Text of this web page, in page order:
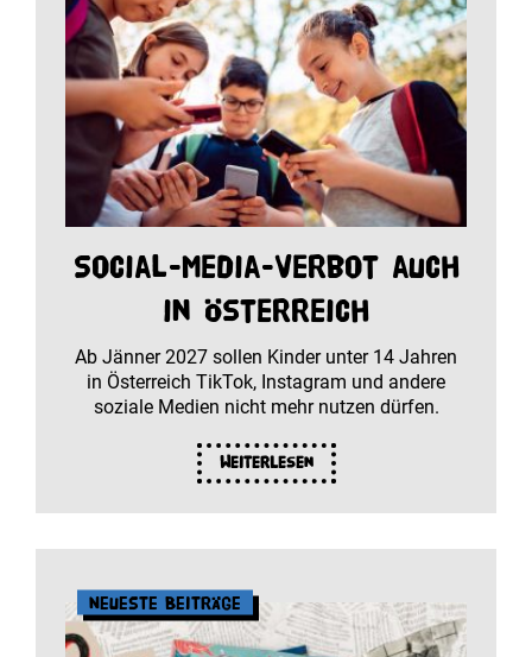
Social-Media-Verbot auch
in Österreich
Ab Jänner 2027 sollen Kinder unter 14 Jahren
in Österreich TikTok, Instagram und andere
soziale Medien nicht mehr nutzen dürfen.
Weiterlesen
Neueste Beiträge